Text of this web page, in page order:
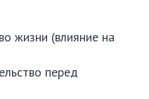
жизни (влияние на
перед